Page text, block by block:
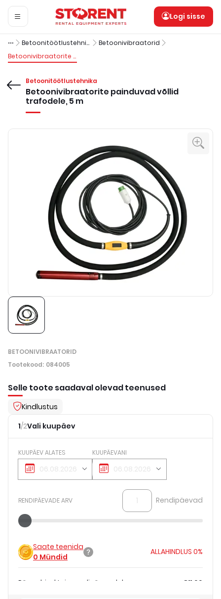
Logi sisse
Betoonitöötlustehnika
Betoonivibraatorid
Betoonivibraatorite painduvad võllid trafodele, 5 m
Betoonitöötlustehnika
Betoonivibraatorite painduvad võllid
trafodele, 5 m
BETOONIVIBRAATORID
Tootekood: 084005
Selle toote saadaval olevad teenused
Kindlustus
1/2Vali kuupäev
KUUPÄEV ALATES KUUPÄEVANI
RENDIPÄEVADE ARV Rendipäevad
Saate teenida
0 Mündid
ALLAHINDLUS 0%
Päevahind teie rendipäevadele €11.00